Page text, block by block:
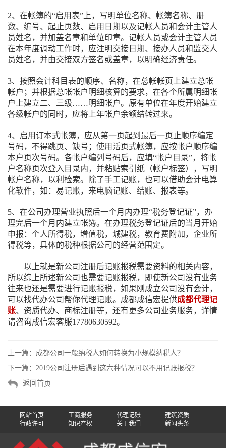
2、在帐簿的“启用表”上，写明单位名称、帐簿名称、册
数、编号、起止页数、启用日期以及记帐人员和会计主管人
员姓名，并加盖名章和单位印章。记帐人员或会计主管人员
在本年度调动工作时，应注明交接日期、接办人员和监交人
员姓名，并由交接双方签名或盖章，以明确经济责任。
3、按照会计科目表的顺序、名称，在总帐帐页上建立总帐
帐户；并根据总帐帐户明细核算的要求，在各个所属明细帐
户上建立二、三级……明细帐户。原有单位在年度开始建立
各级帐户的同时，应将上年帐户余额结转过来。
4、启用订本式帐簿，应从第一页起到最后一页止顺序编定
号码，不得跳页、缺号；使用活页式帐簿，应按帐户顺序编
本户页次号码。各帐户编列号码后，应填“帐户目录”，将帐
户名称页次登入目录内，并粘贴索引纸（帐户标签），写明
帐户名称，以利检索。除了手工记账，也可以借助会计电算
化软件，如：易记账，来电脑记账、结账、报表等。
5、在公司办理营业执照后一个月内办理“税务登记证”，办
理完后一个月内建立帐簿。在办理税务登记证后的当月开始
申报：个人所得税，增值税，城建税，教育费附加，企业所
得税等，具体的税种根据公司的经营范围定。
以上就是新公司注册后记账报税需要资料的相关内容，
所以综上所述新公司也需要记账报税，即使新公司没有业务
往来也还是需要进行记账报税，如果刚成立公司没有会计，
可以找代办公司帮你代理记账。成都成信宏提供成都代理记
账、资质代办、商标注册等，还有更多公司业务服务，详情
请咨询成信宏客服17780630592。
上一篇： 成都公司一般纳税人如何转换为小规模纳税人？
下一篇： 2019公司注册后遇到这六种情况可以不用记账报税？
返回首页
网站首页 工商服务 代理记账
建筑资质
行政许可
知识产权 关于我们 新闻头条